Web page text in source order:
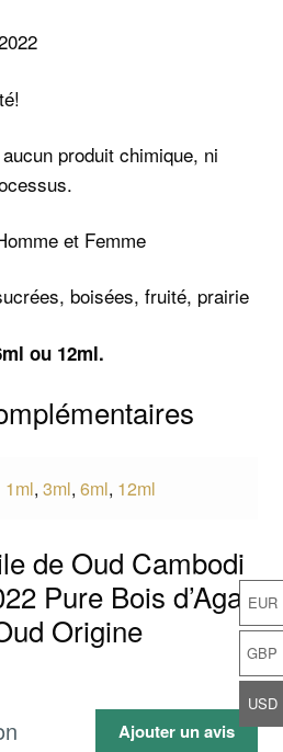
EUR
GBP
USD
produit chimique, ni
et Femme
boisées, fruité, prairie
ou 12ml.
1ml,3ml,6ml, 12ml
de Oud Cambodi
Pure Bois d’Agar
Origine
Ajouter un avis